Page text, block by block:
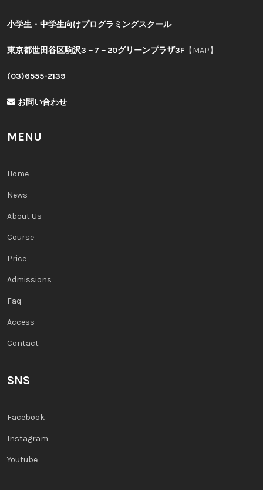
小学生・中学生向けプログラミングスクール
東京都世田谷区駒沢3－7－20グリーンプラザ3F 【MAP】
(03)6555-2139
お問い合わせ
MENU
Home
News
About Us
Course
Price
Admissions
Faq
Access
Contact
SNS
Facebook
Instagram
Youtube